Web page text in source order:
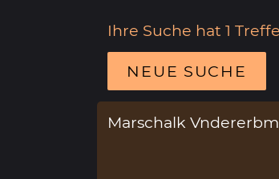
Ihre Suche hat 1
NEUE SUCHE
Marschalk